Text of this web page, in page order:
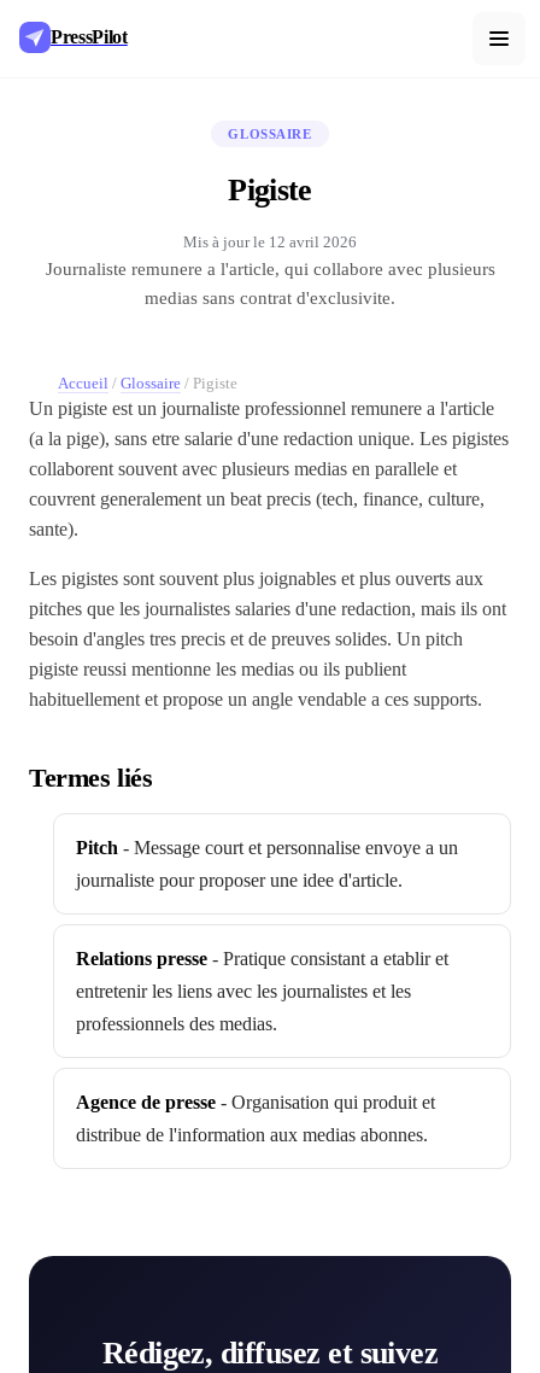
PressPilot
GLOSSAIRE
Pigiste
Mis à jour le 12 avril 2026
Journaliste remunere a l'article, qui collabore avec plusieurs
medias sans contrat d'exclusivite.
Accueil / Glossaire / Pigiste
Un pigiste est un journaliste professionnel remunere a l'article
(a la pige), sans etre salarie d'une redaction unique. Les pigistes
collaborent souvent avec plusieurs medias en parallele et
couvrent generalement un beat precis (tech, finance, culture,
sante).
Les pigistes sont souvent plus joignables et plus ouverts aux
pitches que les journalistes salaries d'une redaction, mais ils ont
besoin d'angles tres precis et de preuves solides. Un pitch
pigiste reussi mentionne les medias ou ils publient
habituellement et propose un angle vendable a ces supports.
Termes liés
Pitch - Message court et personnalise envoye a un
journaliste pour proposer une idee d'article.
Relations presse - Pratique consistant a etablir et
entretenir les liens avec les journalistes et les
professionnels des medias.
Agence de presse - Organisation qui produit et
distribue de l'information aux medias abonnes.
Rédigez, diffusez et suivez